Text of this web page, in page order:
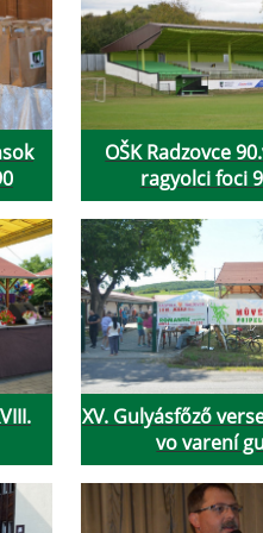
OŠK Radzovce
ragyolci foci
XV. Gulyásfőző
vo varení